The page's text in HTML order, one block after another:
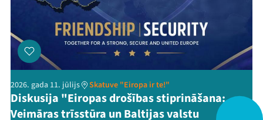
2026. gada 11. jūlijs Skatuve "Eiropa ir te!"
Diskusija "Eiropas drošības stiprināšana:
Veimāras trīsstūra un Baltijas valstu